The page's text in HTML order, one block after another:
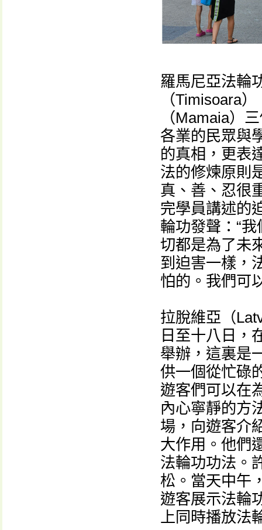
羅馬尼亞法輪
（Timisoara
（Mamaia）
各業的民眾與
的真相，更表
法的修煉原則
真、善、忍很
完學員講述的
輪功發聲：“
切都是為了未
到迫害一樣，
怕的。我們可
拉脫維亞（
日至十八日，
舉辦，這裏是
供一個從忙碌
遊客們可以在
內心寧靜的方
場，向遊客介
大作用。他們
法輪功功法。
松。當天中午
遊客展示法輪
上同時播放法